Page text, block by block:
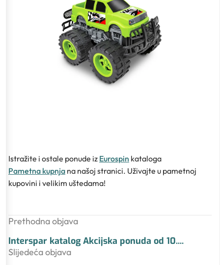
Istražite i ostale ponude iz Eurospin kataloga
Pametna kupnja na našoj stranici. Uživajte u pametnoj
kupovini i velikim uštedama!
Prethodna objava
Interspar katalog Akcijska ponuda od 10....
Slijedeća objava